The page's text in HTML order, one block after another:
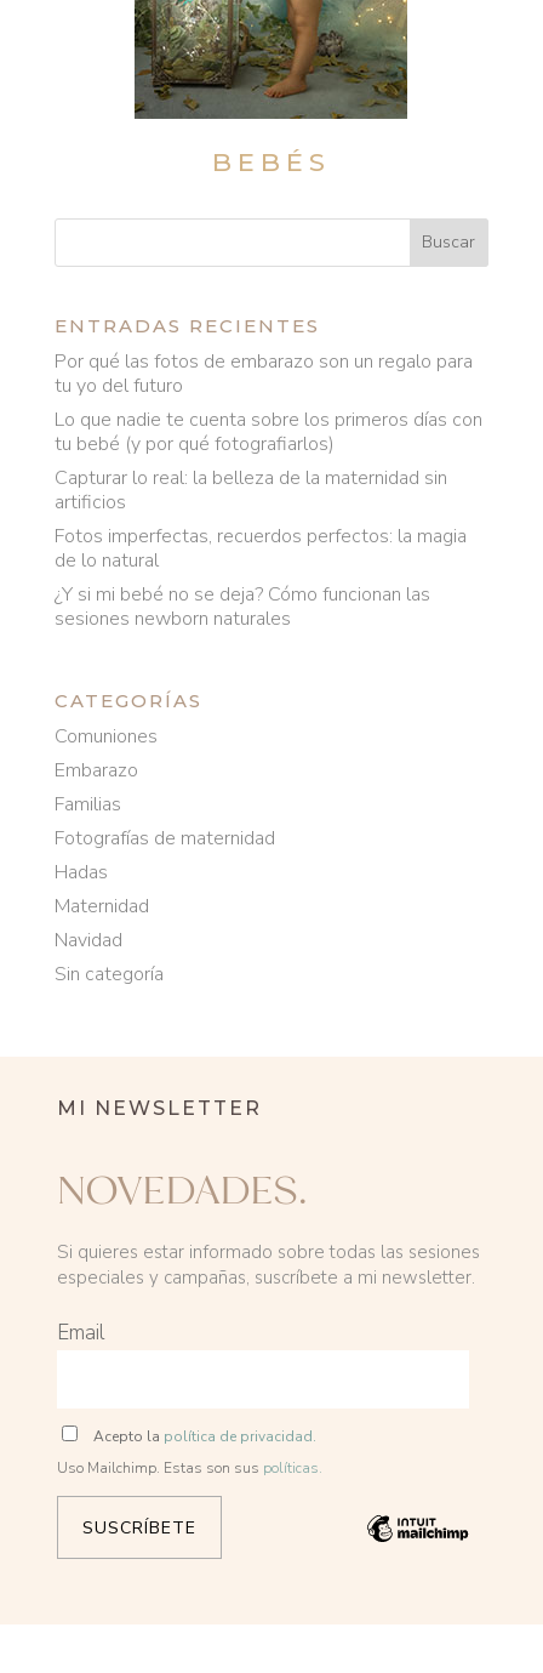
BEBÉS
ENTRADAS RECIENTES
Por qué las fotos de embarazo son un regalo para
tu yo del futuro
Lo que nadie te cuenta sobre los primeros días con
tu bebé (y por qué fotografiarlos)
Capturar lo real: la belleza de la maternidad sin
artificios
Fotos imperfectas, recuerdos perfectos: la magia
de lo natural
¿Y si mi bebé no se deja? Cómo funcionan las
sesiones newborn naturales
CATEGORÍAS
Comuniones
Embarazo
Familias
Fotografías de maternidad
Hadas
Maternidad
Navidad
Sin categoría
MI NEWSLETTER
NOVEDADES.
Si quieres estar informado sobre todas las sesiones
especiales y campañas, suscríbete a mi newsletter.
Email
Acepto la política de privacidad.
Uso Mailchimp. Estas son sus políticas.